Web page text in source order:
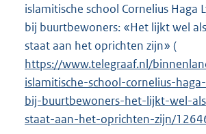
islamitische school Cornelius Haga
bij buurtbewoners: «Het lijkt wel
staat aan het oprichten zijn» (
x
t
e
r
https://www.telegraaf.nl/
islamitische-school-cornelius-
bij-buurtbewoners-het-lijkt-wel-
staat-aan-het-oprichten-zijn/